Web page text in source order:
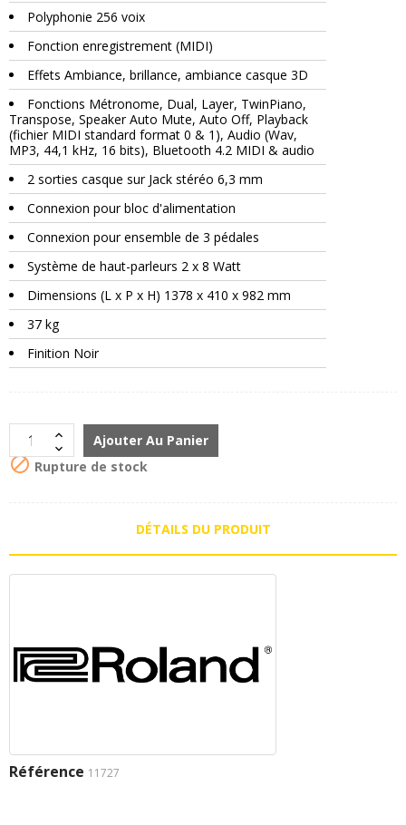
Polyphonie 256 voix
Fonction enregistrement (MIDI)
Effets Ambiance, brillance, ambiance casque 3D
Fonctions Métronome, Dual, Layer, TwinPiano,
Transpose, Speaker Auto Mute, Auto Off, Playback
(fichier MIDI standard format 0 & 1), Audio (Wav,
MP3, 44,1 kHz, 16 bits), Bluetooth 4.2 MIDI & audio
2 sorties casque sur Jack stéréo 6,3 mm
Connexion pour bloc d'alimentation
Connexion pour ensemble de 3 pédales
Système de haut-parleurs 2 x 8 Watt
Dimensions (L x P x H) 1378 x 410 x 982 mm
37 kg
Finition Noir
Ajouter Au Panier
 Rupture de stock
DÉTAILS DU PRODUIT
Référence 11727